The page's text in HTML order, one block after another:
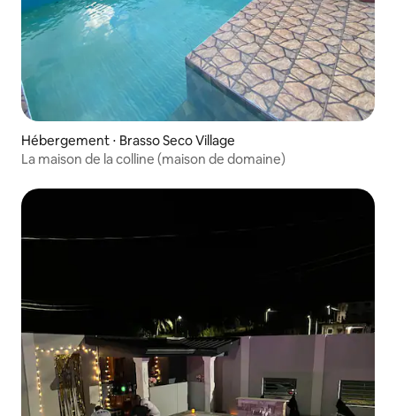
Hébergement ⋅ Brasso Seco Village
La maison de la colline (maison de domaine)